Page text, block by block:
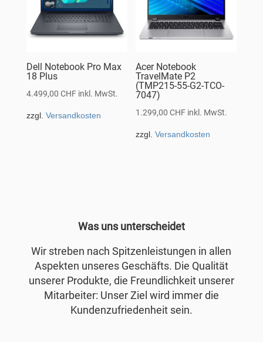
Dell Notebook Pro Max
18 Plus
4.499,00 CHF inkl. MwSt.
zzgl. Versandkosten
Acer Notebook
TravelMate P2
(TMP215-55-G2-TCO-
7047)
1.299,00CHF inkl. MwSt.
zzgl.Versandkosten
Was uns unterscheidet
Wir streben nach Spitzenleistungen in allen
Aspekten unseres Geschäfts. Die Qualität
unserer Produkte, die Freundlichkeit unserer
Mitarbeiter: Unser Ziel wird immer die
Kundenzufriedenheit sein.